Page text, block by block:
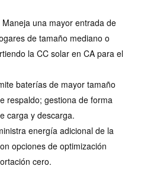
Maneja una mayor entrada de
de tamaño mediano o
la CC solar en CA para el
baterías de mayor tamaño
respaldo; gestiona de forma
carga y descarga.
energía adicional de la
opciones de optimización
cero.